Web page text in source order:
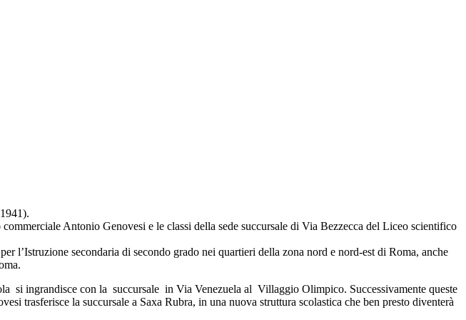
Antonio Genovesi e le classi della sede succursale di Via Bezzecca del Liceo scientifico
secondaria di secondo grado nei quartieri della zona nord e nord-est di Roma, anche
si ingrandisce con la succursale in Via Venezuela al Villaggio Olimpico. Successivamente queste
trasferisce la succursale a Saxa Rubra, in una nuova struttura scolastica che ben presto diventerà